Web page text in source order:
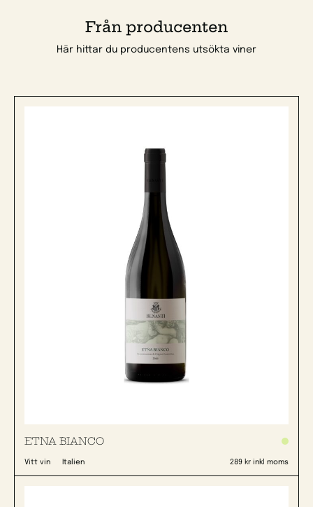
Från producenten
Här hittar du producentens utsökta viner
ETNA BIANCO
Vitt vin Italien 289 kr inkl moms